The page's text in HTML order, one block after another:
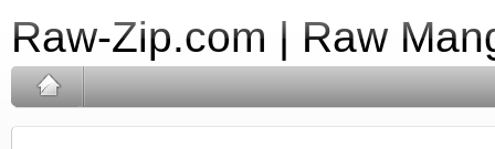
Raw-Zip.com | Raw